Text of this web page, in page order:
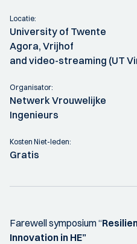
Locatie:
University of Twente
Agora, Vrijhof
and video-streaming (UT
Organisator:
Netwerk Vrouwelijke
Ingenieurs
Kosten Niet-leden:
Gratis
Farewell symposium “
Innovation in HE”